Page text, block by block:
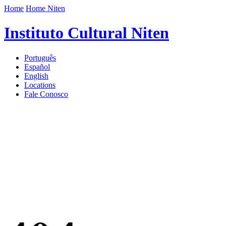
Home Home Niten
Instituto Cultural Niten
Português
Español
English
Locations
Fale Conosco